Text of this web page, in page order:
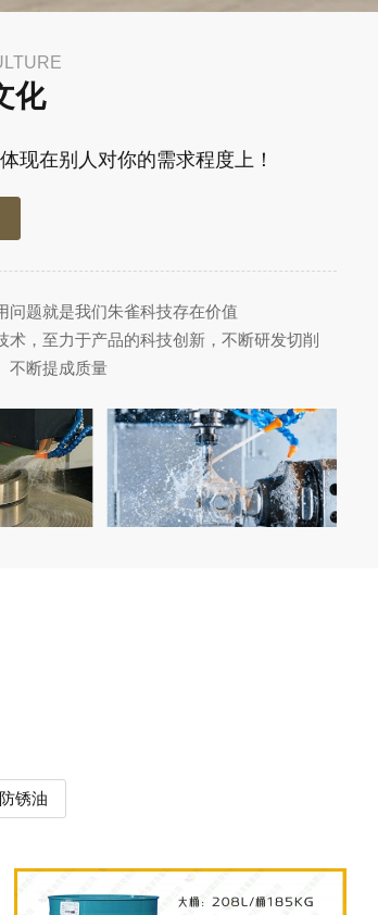
化
现在别人对你的需求程度上！
问题就是我们朱雀科技存在价值
术，至力于产品的科技创新，不断研发切削
不断提成质量
锈油